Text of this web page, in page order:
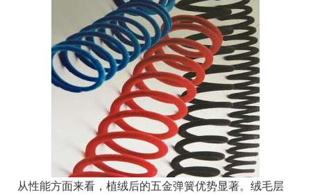
从性能方面来看，植绒后的五金弹簧优势显著。绒毛层